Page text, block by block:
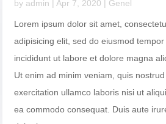
by admin | Apr 7, 2020 | Genel
Lorem ipsum dolor sit amet,
adipisicing elit, sed do eiusmod tempor
incididunt ut labore et dolore magna
Ut enim ad minim veniam, quis nostrud
exercitation ullamco laboris nisi ut
ea commodo consequat. Duis aute